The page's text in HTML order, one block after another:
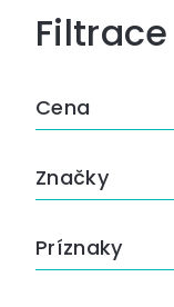
Bočný
panel
Cena
Príznaky
Značky